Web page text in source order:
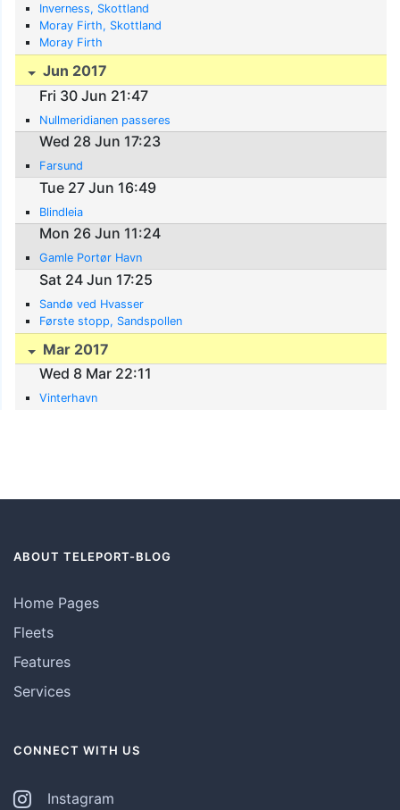
Inverness, Skottland
Moray Firth, Skottland
Moray Firth
Jun 2017
Fri 30 Jun 21:47
Nullmeridianen passeres
Wed 28 Jun 17:23
Farsund
Tue 27 Jun 16:49
Blindleia
Mon 26 Jun 11:24
Gamle Portør Havn
Sat 24 Jun 17:25
Sandø ved Hvasser
Første stopp, Sandspollen
Mar 2017
Wed 8 Mar 22:11
Vinterhavn
ABOUT TELEPORT-BLOG
Home Pages
Fleets
Features
Services
CONNECT WITH US
Instagram